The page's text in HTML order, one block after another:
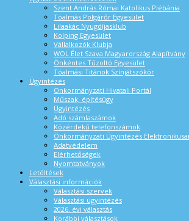
Szent András Római Katolikus Plébánia
Tóalmás Polgárőr Egyesület
Lilaakác Nyugdíjasklub
Kolping Egyesület
Vállalkozók Klubja
WOL Élet Szava Magyarország Alapítvány
Önkéntes Tűzoltó Egyesület
Tóalmási Titánok Színjátszókör
Ügyintézés
Önkormányzati Hivatali Portál
Műszak, építésügy
Ügyintézés
Adó számlaszámok
Közérdekű telefonszámok
Önkormányzati Ügyintézés
Adatvédelem
Elérhetőségek
Nyomtatványok
Letöltések
Választási információk
Választási szervek
Választási ügyintézés
2026. évi választás
Korábbi választások